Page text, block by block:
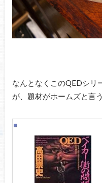
なんとなくこのQEDシリ
が、題材がホームズと言